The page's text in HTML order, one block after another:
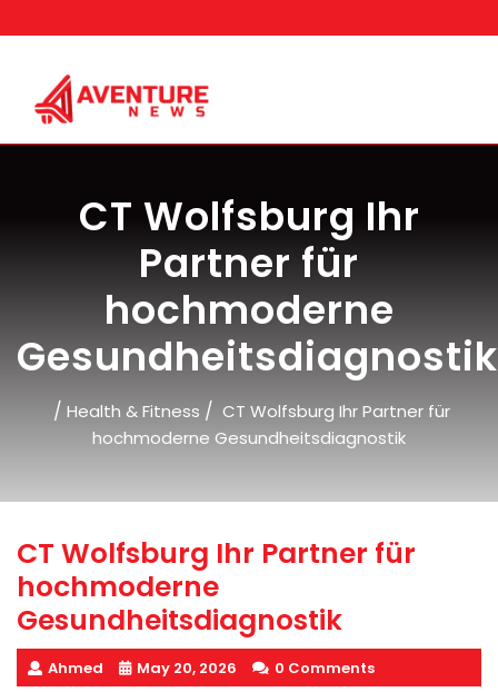
to
CT Wolfsburg Ihr
Partner für
hochmoderne
Gesundheitsdiagnostik
/ Health & Fitness / CT Wolfsburg Ihr Partner für
hochmoderne Gesundheitsdiagnostik
CT Wolfsburg Ihr Partner für
hochmoderne
Gesundheitsdiagnostik
Ahmed May 20, 2026 0 Comments